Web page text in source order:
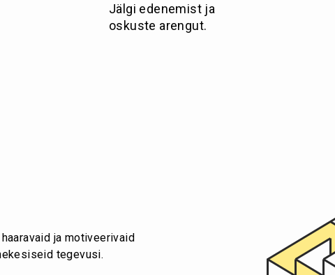
Jälgi edenemist ja
oskuste arengut.
ja motiveerivaid
tegevusi.